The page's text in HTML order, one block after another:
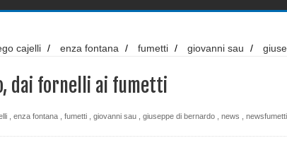
altri racconti
cajelli / enza fontana / fumetti / giovanni sau /
dai fornelli ai fumetti
, enza fontana , fumetti , giovanni sau , giuseppe di bernardo , news , newsfumetti